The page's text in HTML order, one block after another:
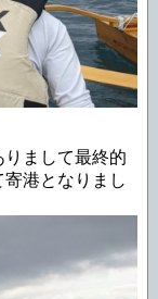
まして最終的
港となりまし